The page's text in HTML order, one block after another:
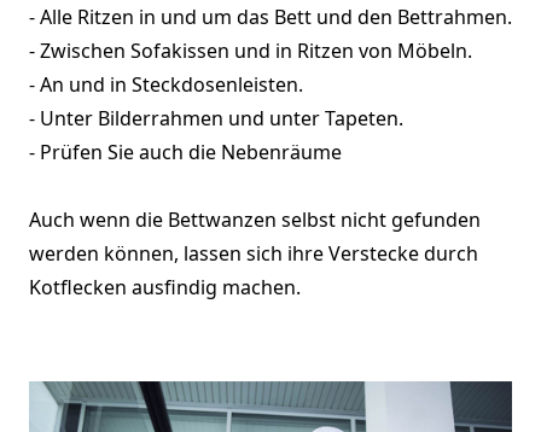
- Alle Ritzen in und um das Bett und den Bettrahmen.
- Zwischen Sofakissen und in Ritzen von Möbeln.
- An und in Steckdosenleisten.
- Unter Bilderrahmen und unter Tapeten.
- Prüfen Sie auch die Nebenräume
Auch wenn die Bettwanzen selbst nicht gefunden
werden können, lassen sich ihre Verstecke durch
Kotflecken ausfindig machen.